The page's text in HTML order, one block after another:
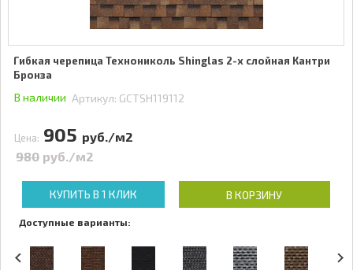
Гибкая черепица Технониколь Shinglas 2-х слойная Кантри
Бронза
В наличии Артикул: GCTSH119112
Цена: 905 руб./м2
980 руб./м2
КУПИТЬ В 1 КЛИК В КОРЗИНУ
Доступные варианты: